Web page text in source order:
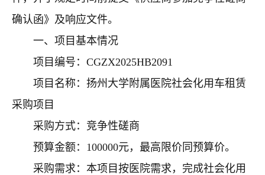
确认函》及响应文件。
一、项目基本情况
项目编号： CGZX2025HB2091
项目名称：扬州大学附属医院社会化用车租赁
采购项目
采购方式：竞争性磋商
预算金额： 100000元，最高限价同预算价。
采购需求：本项目按医院需求，完成社会化用